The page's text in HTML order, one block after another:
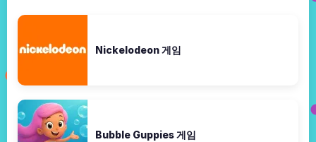
Nickelodeon 게임
Bubble Guppies 게임